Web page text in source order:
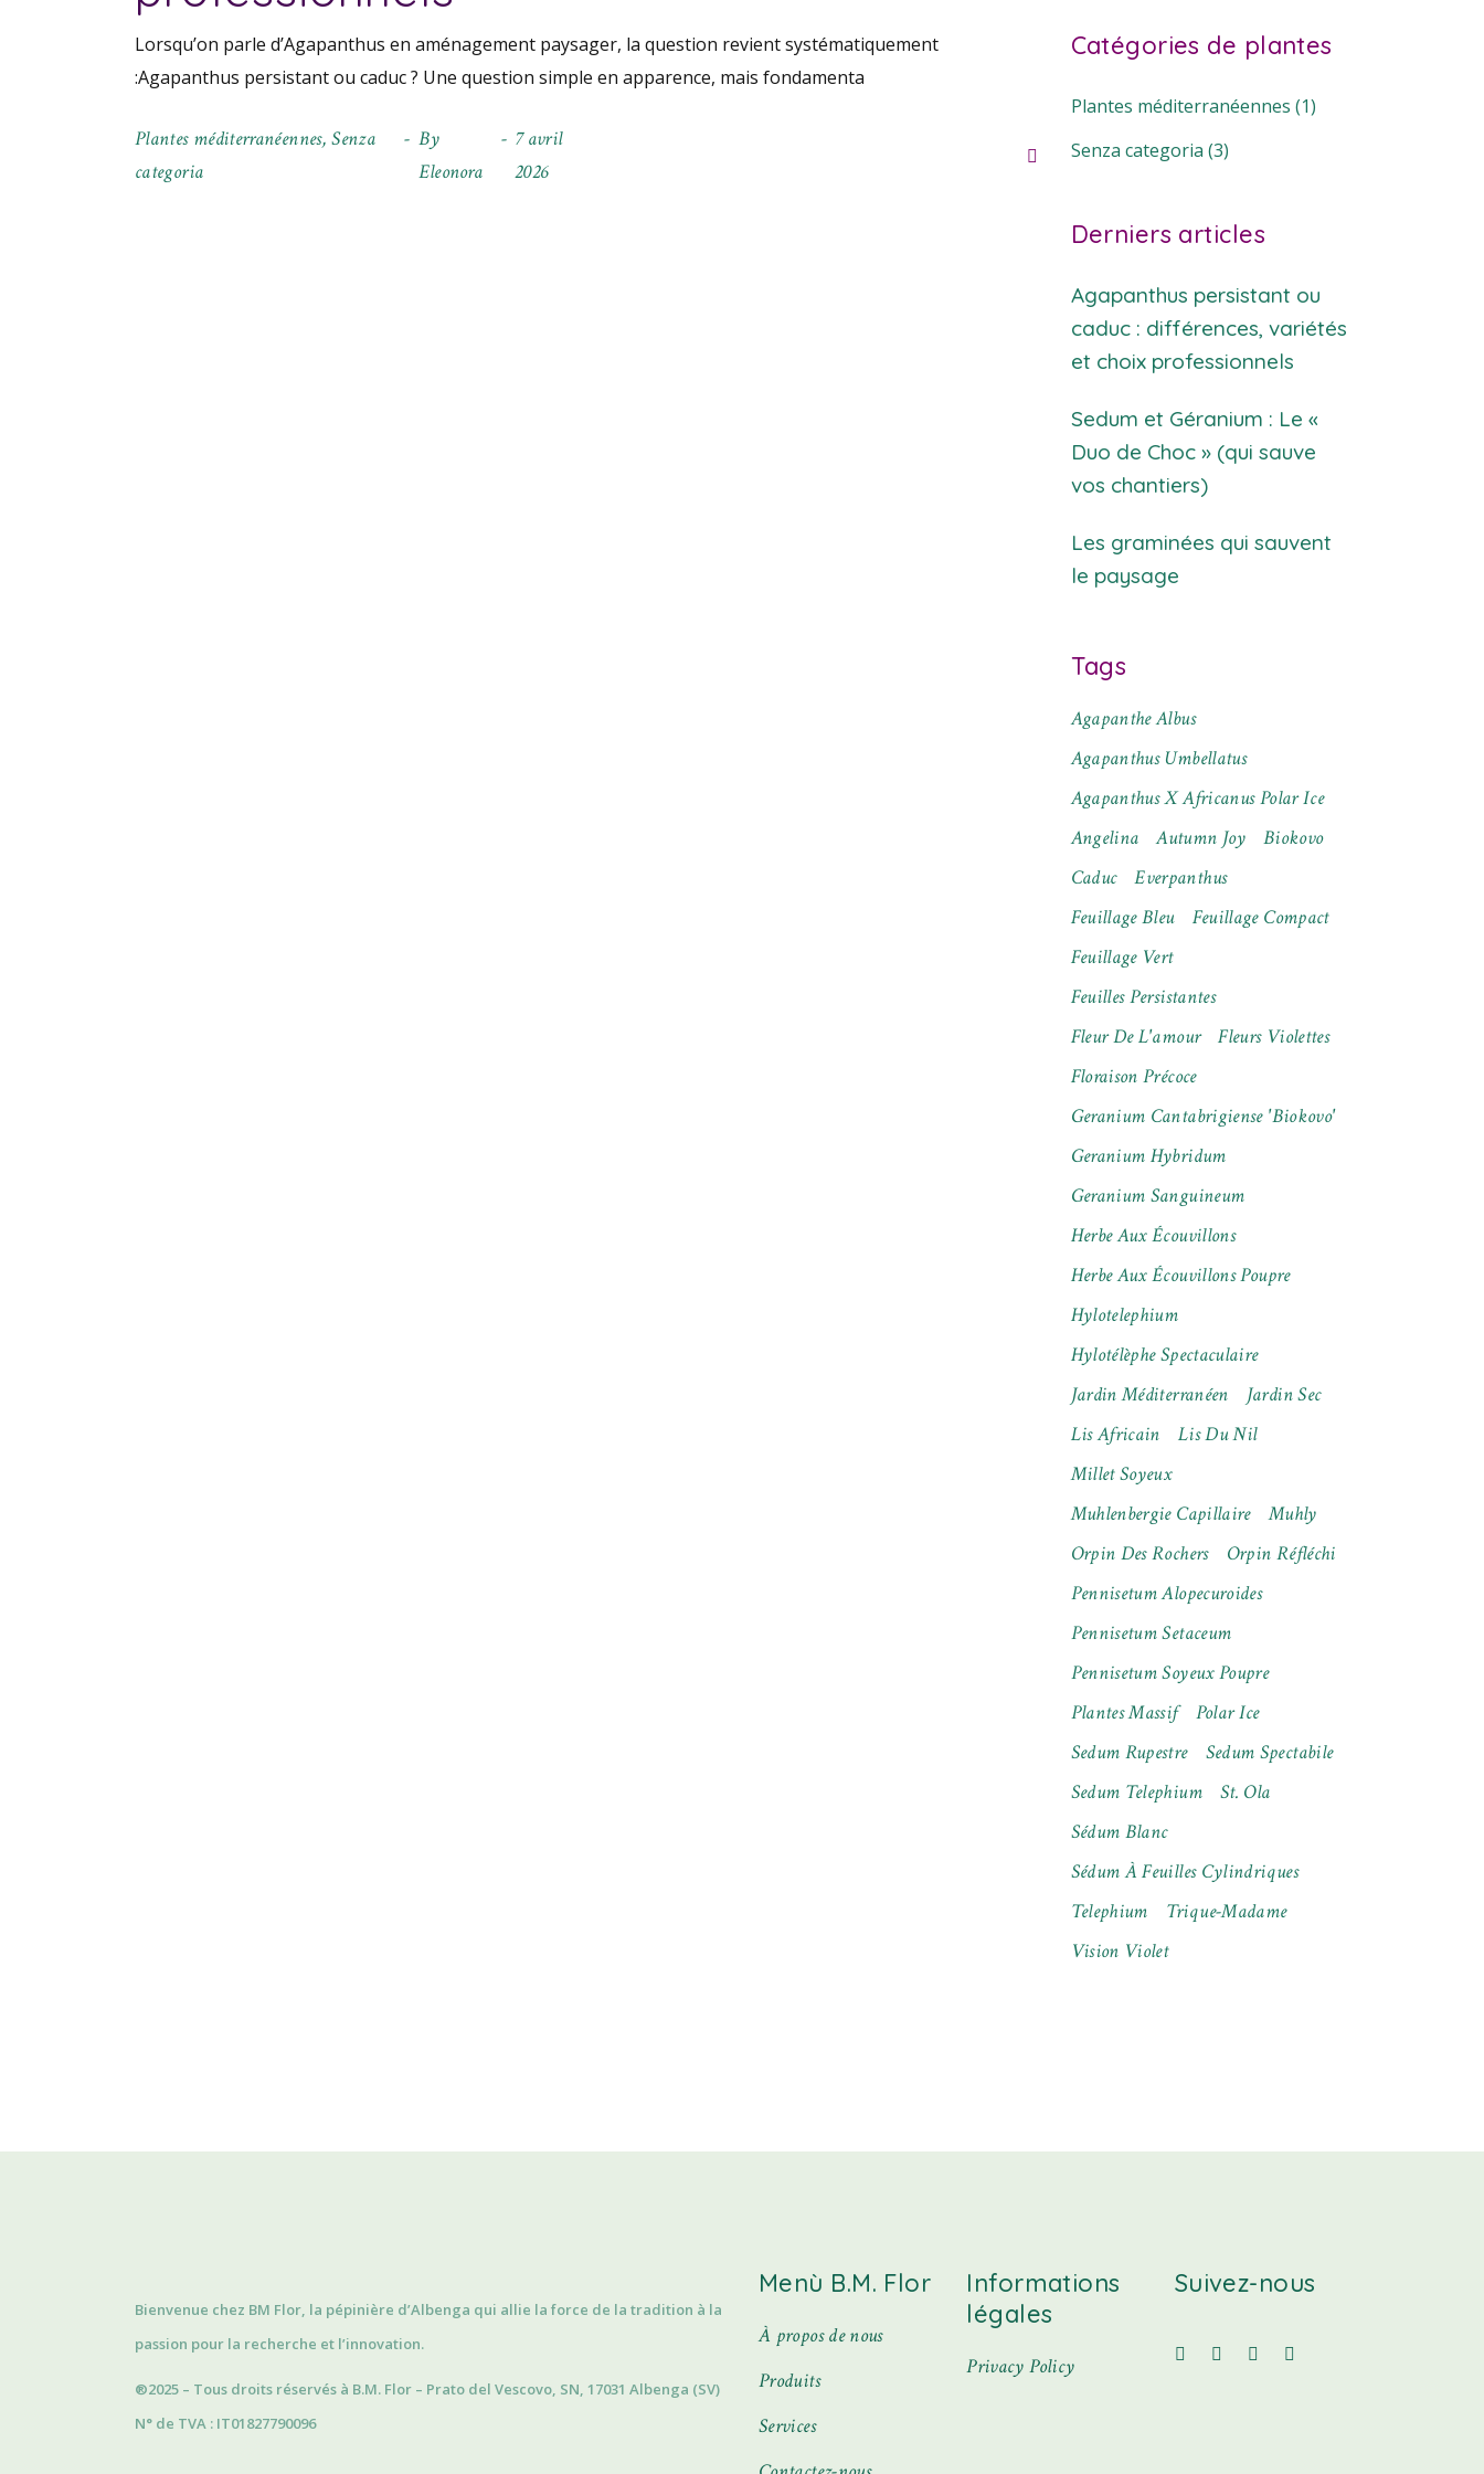
Lorsqu’on parle d’Agapanthus en aménagement paysager, la question revient systématiquement
:Agapanthus persistant ou caduc ? Une question simple en apparence, mais fondamenta
Plantes méditerranéennes,Senza
categoria
By
Eleonora
7 avril
2026
Catégories de plantes
Plantes méditerranéennes (1)
Senza categoria (3)
Derniers articles
Agapanthus persistant ou
caduc : différences, variétés
et choix professionnels
Sedum et Géranium : Le «
Duo de Choc » (qui sauve
vos chantiers)
Les graminées qui sauvent
le paysage
Tags
Agapanthe Albus
Agapanthus Umbellatus
Agapanthus X Africanus Polar Ice
Angelina
Autumn Joy
Biokovo
Caduc
Everpanthus
Feuillage Bleu
Feuillage Compact
Feuillage Vert
Feuilles Persistantes
Fleur De L'amour
Fleurs Violettes
Floraison Précoce
Geranium Cantabrigiense 'Biokovo'
Geranium Hybridum
Geranium Sanguineum
Herbe Aux Écouvillons
Herbe Aux Écouvillons Poupre
Hylotelephium
Hylotélèphe Spectaculaire
Jardin Méditerranéen
Jardin Sec
Lis Africain
Lis Du Nil
Millet Soyeux
Muhlenbergie Capillaire
Muhly
Orpin Des Rochers
Orpin Réfléchi
Pennisetum Alopecuroides
Pennisetum Setaceum
Pennisetum Soyeux Poupre
Plantes Massif
Polar Ice
Sedum Rupestre
Sedum Spectabile
Sedum Telephium
St. Ola
Sédum Blanc
Sédum À Feuilles Cylindriques
Telephium
Trique-Madame
Vision Violet
Bienvenue chez BM Flor, la pépinière d’Albenga qui allie la force de la tradition à la
passion pour la recherche et l’innovation.
®2025 – Tous droits réservés à B.M. Flor – Prato del Vescovo, SN, 17031 Albenga (SV)
N° de TVA : IT01827790096
Menù B.M. Flor
À propos de nous
Produits
Services
Informations
légales
Privacy Policy
Suivez-nous